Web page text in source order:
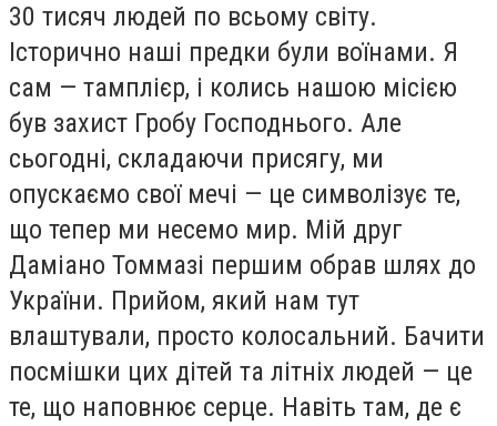
30 тисяч людей по всьому світу.
Історично наші предки були воїнами. Я
сам — тамплієр, і колись нашою місією
був захист Гробу Господнього. Але
сьогодні, складаючи присягу, ми
опускаємо свої мечі — це символізує те,
що тепер ми несемо мир. Мій друг
Даміано Томмазі першим обрав шлях до
України. Прийом, який нам тут
влаштували, просто колосальний. Бачити
посмішки цих дітей та літніх людей — це
те, що наповнює серце. Навіть там, де є